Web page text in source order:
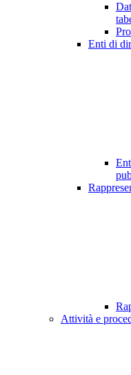
Enti di
Attività e